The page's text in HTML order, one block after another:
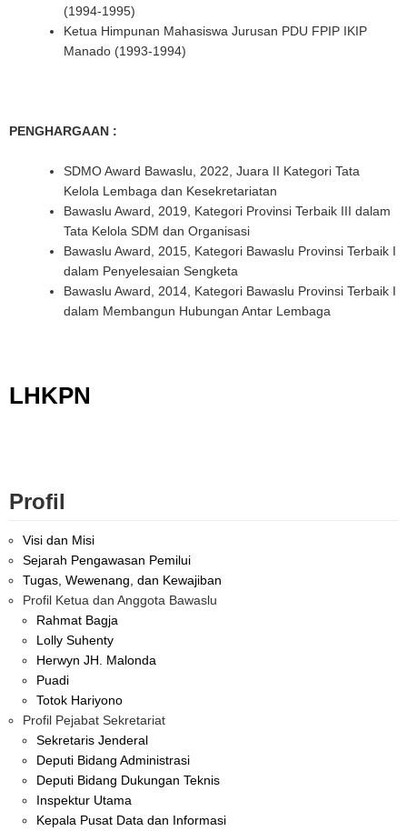
(1994-1995)
Ketua Himpunan Mahasiswa Jurusan PDU FPIP IKIP
Manado (1993-1994)
PENGHARGAAN :
SDMO Award Bawaslu, 2022, Juara II Kategori Tata
Kelola Lembaga dan Kesekretariatan
Bawaslu Award, 2019, Kategori Provinsi Terbaik III dalam
Tata Kelola SDM dan Organisasi
Bawaslu Award, 2015, Kategori Bawaslu Provinsi Terbaik I
dalam Penyelesaian Sengketa
Bawaslu Award, 2014, Kategori Bawaslu Provinsi Terbaik I
dalam Membangun Hubungan Antar Lembaga
LHKPN
Profil
Visi dan Misi
Sejarah Pengawasan Pemilui
Tugas, Wewenang, dan Kewajiban
Profil Ketua dan Anggota Bawaslu
Rahmat Bagja
Lolly Suhenty
Herwyn JH. Malonda
Puadi
Totok Hariyono
Profil Pejabat Sekretariat
Sekretaris Jenderal
Deputi Bidang Administrasi
Deputi Bidang Dukungan Teknis
Inspektur Utama
Kepala Pusat Data dan Informasi